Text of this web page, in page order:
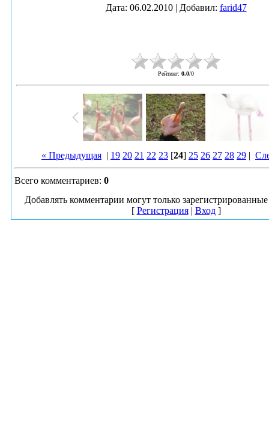
Дата: 06.02.2010 | Добавил: farid47
Рейтинг: 0.0/0
« Предыдущая | 19 20 21 22 23 [24] 25 26 27 28 29 |
Всего комментариев: 0
Добавлять комментарии могут только
[ Регистрация| Вход]